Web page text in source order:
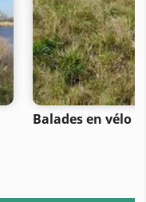
Balades en vélo